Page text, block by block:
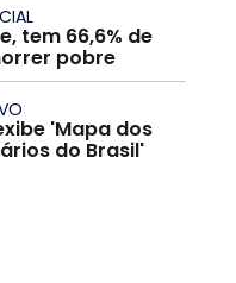
tem 66,6% de
pobre
'Mapa dos
do Brasil'